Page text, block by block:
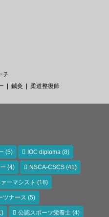
チ
鍼灸 柔道整復師
(5) IOC diploma (8)
(4) NSCA-CSCS (41)
ーマシスト (18)
ツナース (5)
公認スポーツ栄養士 (4)